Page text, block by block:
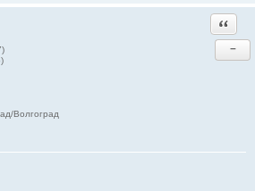
Волгоград
−